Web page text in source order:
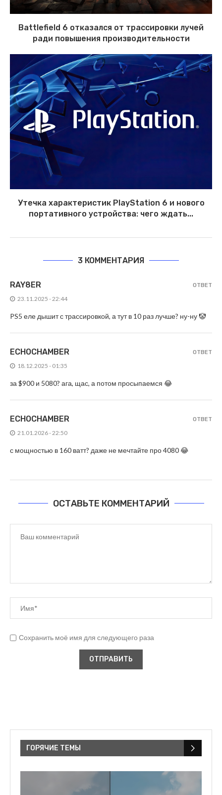
Battlefield 6 отказался от трассировки лучей
ради повышения производительности
Утечка характеристик PlayStation 6 и нового
портативного устройства: чего ждать...
3 КОММЕНТАРИЯ
RAY8ER
23.11.2025 - 22:44
PS5 еле дышит с трассировкой, а тут в 10 раз лучше? ну-ну 🤡
ОТВЕТ
ECHOCHAMBER
18.12.2025 - 01:35
за $900 и 5080? ага, щас, а потом просыпаемся 😂
ОТВЕТ
ECHOCHAMBER
21.01.2026 - 22:50
с мощностью в 160 ватт? даже не мечтайте про 4080 😂
ОТВЕТ
ОСТАВЬТЕ КОММЕНТАРИЙ
Сохранить моё имя для следующего раза
ГОРЯЧИЕ ТЕМЫ